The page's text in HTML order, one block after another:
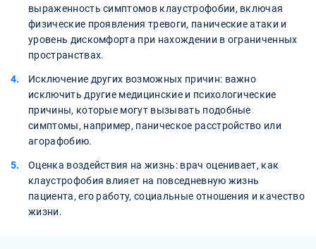
выраженность симптомов клаустрофобии, включая
физические проявления тревоги, панические атаки и
уровень дискомфорта при нахождении в ограниченных
пространствах.
Исключение других возможных причин: важно
исключить другие медицинские и психологические
причины, которые могут вызывать подобные
симптомы, например, паническое расстройство или
агорафобию.
Оценка воздействия на жизнь: врач оценивает, как
клаустрофобия влияет на повседневную жизнь
пациента, его работу, социальные отношения и качество
жизни.